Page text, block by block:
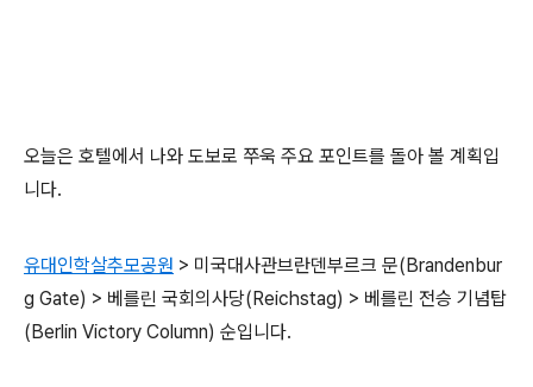
오늘은 호텔에서 나와 도보로 쭈욱 주요 포인트를 돌아 볼 계획입
니다.
유대인학살추모공원 > 미국대사관브란덴부르크 문(Brandenbur
g Gate) > 베를린 국회의사당(Reichstag) > 베를린 전승 기념탑
(Berlin Victory Column) 순입니다.